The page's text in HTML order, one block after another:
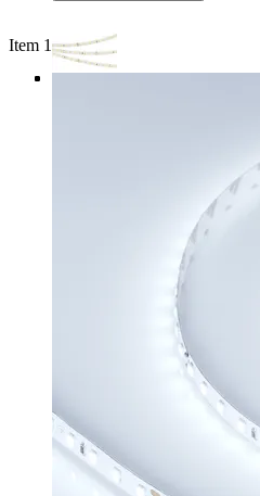
Item 1 of 4